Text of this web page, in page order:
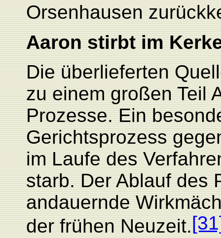
Orsenhausen
Aaron stirbt im
Die überlieferten
zu einem großen Teil
Prozesse. Ein
Gerichtsprozess
im Laufe des
starb. Der Ablauf des
andauernde
der frühen Neuzeit.